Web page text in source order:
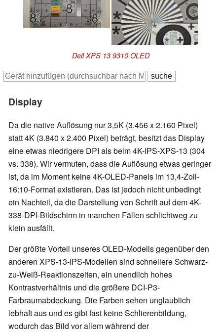
Dell XPS 13 9310 OLED
Display
Da die native Auflösung nur 3,5K (3.456 x 2.160 Pixel)
statt 4K (3.840 x 2.400 Pixel) beträgt, besitzt das Display
eine etwas niedrigere DPI als beim 4K-IPS-XPS-13 (304
vs. 338). Wir vermuten, dass die Auflösung etwas geringer
ist, da im Moment keine 4K-OLED-Panels im 13,4-Zoll-
16:10-Format existieren. Das ist jedoch nicht unbedingt
ein Nachteil, da die Darstellung von Schrift auf dem 4K-
338-DPI-Bildschirm in manchen Fällen schlichtweg zu
klein ausfällt.
Der größte Vorteil unseres OLED-Modells gegenüber den
anderen XPS-13-IPS-Modellen sind schnellere Schwarz-
zu-Weiß-Reaktionszeiten, ein unendlich hohes
Kontrastverhältnis und die größere DCI-P3-
Farbraumabdeckung. Die Farben sehen unglaublich
lebhaft aus und es gibt fast keine Schlierenbildung,
wodurch das Bild vor allem während der